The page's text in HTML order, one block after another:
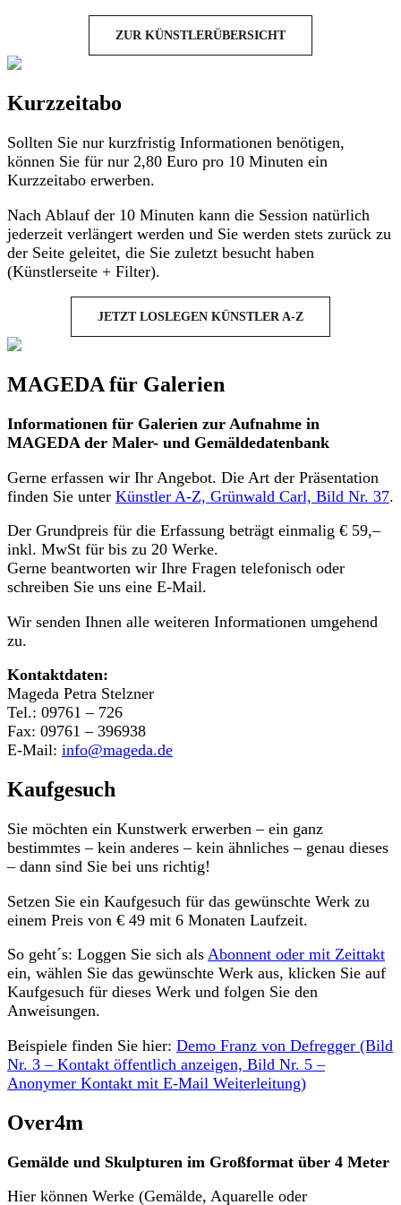
ZUR KÜNSTLERÜBERSICHT
Kurzzeitabo
Sollten Sie nur kurzfristig Informationen benötigen,
können Sie für nur 2,80 Euro pro 10 Minuten ein
Kurzzeitabo erwerben.
Nach Ablauf der 10 Minuten kann die Session natürlich
jederzeit verlängert werden und Sie werden stets zurück zu
der Seite geleitet, die Sie zuletzt besucht haben
(Künstlerseite + Filter).
JETZT LOSLEGEN KÜNSTLER A-Z
MAGEDA für Galerien
Informationen für Galerien zur Aufnahme in
MAGEDA der Maler- und Gemäldedatenbank
Gerne erfassen wir Ihr Angebot. Die Art der Präsentation
finden Sie unter Künstler A-Z, Grünwald Carl, Bild Nr. 37.
Der Grundpreis für die Erfassung beträgt einmalig € 59,–
inkl. MwSt für bis zu 20 Werke.
Gerne beantworten wir Ihre Fragen telefonisch oder
schreiben Sie uns eine E-Mail.
Wir senden Ihnen alle weiteren Informationen umgehend
zu.
Kontaktdaten:
Mageda Petra Stelzner
Tel.: 09761 – 726
Fax: 09761 – 396938
E-Mail: info@mageda.de
Kaufgesuch
Sie möchten ein Kunstwerk erwerben – ein ganz
bestimmtes – kein anderes – kein ähnliches – genau dieses
– dann sind Sie bei uns richtig!
Setzen Sie ein Kaufgesuch für das gewünschte Werk zu
einem Preis von € 49 mit 6 Monaten Laufzeit.
So geht´s: Loggen Sie sich als Abonnent oder mit Zeittakt
ein, wählen Sie das gewünschte Werk aus, klicken Sie auf
Kaufgesuch für dieses Werk und folgen Sie den
Anweisungen.
Beispiele finden Sie hier: Demo Franz von Defregger (Bild
Nr. 3 – Kontakt öffentlich anzeigen, Bild Nr. 5 –
Anonymer Kontakt mit E-Mail Weiterleitung)
Over4m
Gemälde und Skulpturen im Großformat über 4 Meter
Hier können Werke (Gemälde, Aquarelle oder